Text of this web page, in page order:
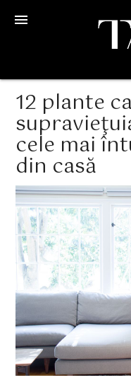
menu
12 plante
cele mai
din casă